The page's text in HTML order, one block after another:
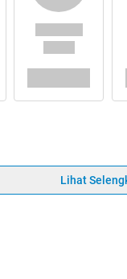
Lihat